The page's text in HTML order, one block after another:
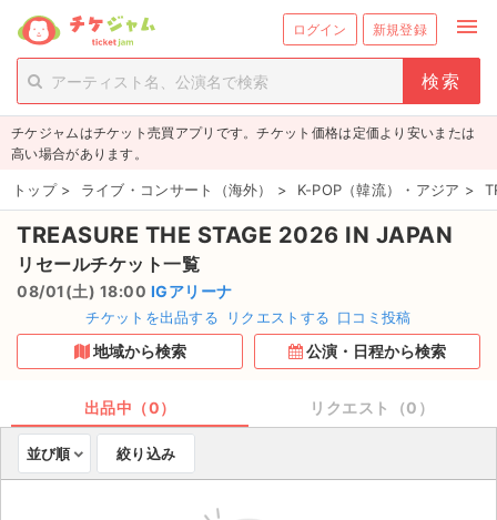
ログイン 新規登録 menu
person_add 新規会員登録
チケットを探す
新着チケット
値下げしたチケット
都道府県からチケットを探す
もうすぐ開催のチケット
取扱チケット
チケジャムはチケット売買アプリです。チケット価格は定価より安いまたは
高い場合があります。
トップ > ライブ・コンサート（海外） > K-POP（韓流）・アジア >
TREASURE THE STAGE 2026 IN JAPAN
リセールチケット一覧
08/01(土) 18:00 IGアリーナ
チケットを出品する リクエストする 口コミ投稿
地域から検索 公演・日程から検索
出品中（0） リクエスト（0）
並び順 絞り込み